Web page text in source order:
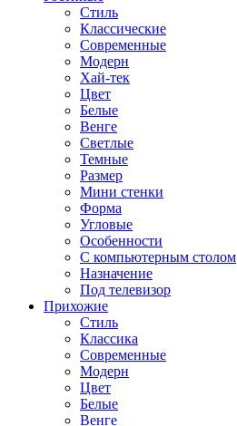
Стиль
Классические
Современные
Модерн
Хай-тек
Цвет
Белые
Венге
Светлые
Темные
Размер
Мини стенки
Форма
Угловые
Особенности
С компьютерным столом
Назначение
Под телевизор
Прихожие
Стиль
Классика
Современные
Модерн
Цвет
Белые
Венге